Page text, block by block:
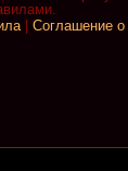
| Соглашение о